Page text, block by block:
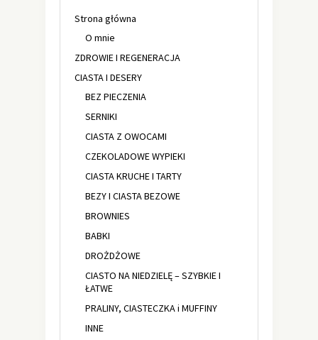
Strona główna
O mnie
ZDROWIE I REGENERACJA
CIASTA I DESERY
BEZ PIECZENIA
SERNIKI
CIASTA Z OWOCAMI
CZEKOLADOWE WYPIEKI
CIASTA KRUCHE I TARTY
BEZY I CIASTA BEZOWE
BROWNIES
BABKI
DROŻDŻOWE
CIASTO NA NIEDZIELĘ – SZYBKIE I
ŁATWE
PRALINY, CIASTECZKA i MUFFINY
INNE